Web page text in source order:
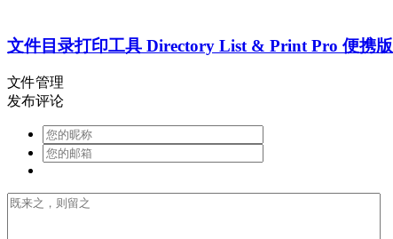
文件目录打印工具 Directory List & Print Pro 便携版
文件管理
发布评论